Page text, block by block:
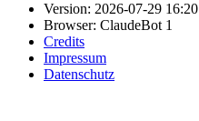
Version: 2026-07-29 16:20
Browser: ClaudeBot 1
Credits
Impressum
Datenschutz